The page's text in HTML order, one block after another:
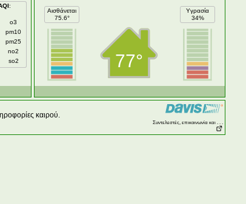
:
o3
pm10
pm25
no2
so2
Αισθάνεται
75.6°
77°
Υγρασία
34%
καιρού.
Συντελεστές, επικοινωνία και . . .